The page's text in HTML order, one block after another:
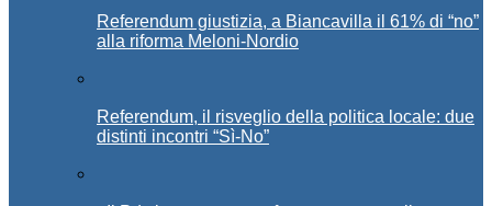
Referendum giustizia, a Biancavilla il 61% di “no”
alla riforma Meloni-Nordio
Referendum, il risveglio della politica locale: due
distinti incontri “Sì-No”